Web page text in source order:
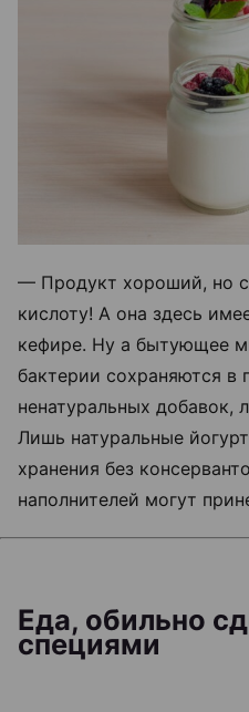
— Продукт хороший, но
кислоту! А она здесь
кефире. Ну а бытующее
бактерии сохраняются в
ненатуральных добавок,
Лишь натуральные
хранения без
наполнителей могут
Еда, обильно
специями